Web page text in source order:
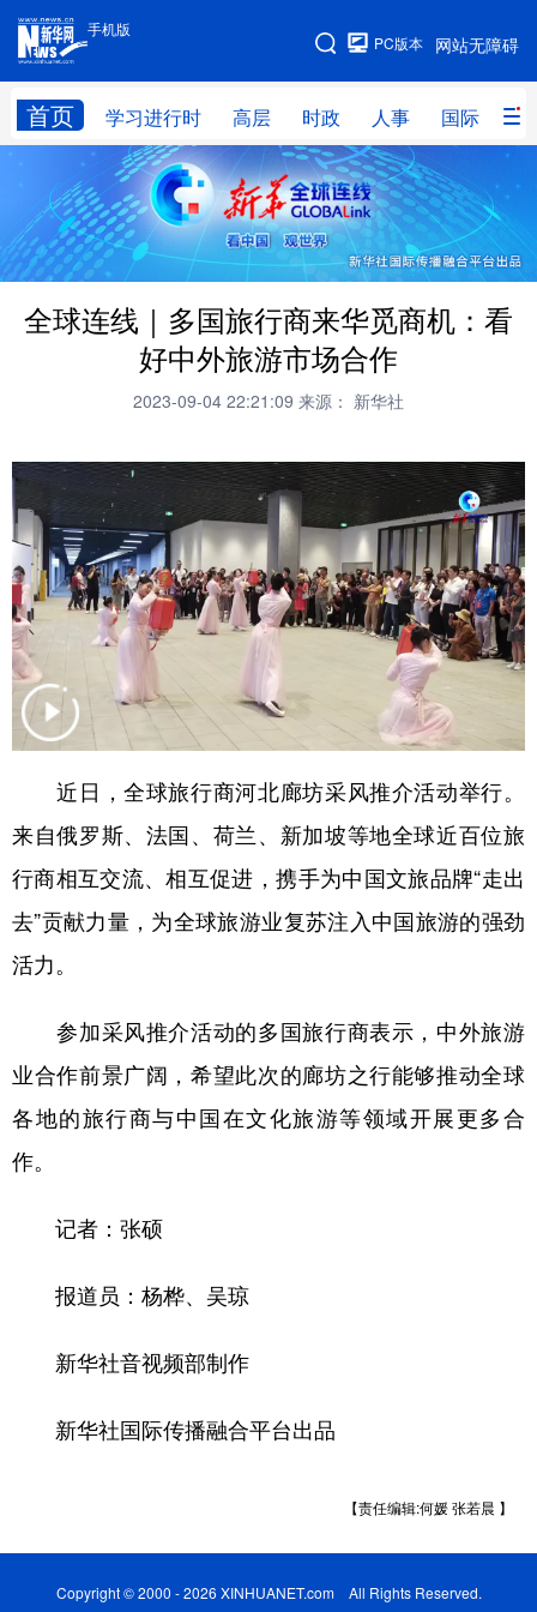
手机版
网站无障碍
PC版本
首页 学习进行时 高层 时政 人事 国际 财
手机版
网站地图
学习进行时 高层 时政 人事
国际 财经 网评 港澳
台湾 思客智库 全球连线 教育
科技 科创 量子 体育
健康
法律 中央文件 金融 汽车
食品 人居 信息化 数字经济
学术中国 乡村振兴 银龄 溯源中国
城市 旅游 能源 会展
彩票 悦读
公益 一带一路 亚太网 上市公司
文化产业
地方频道
北京 天津 河北 山西
浙江 安徽 福建 江西
山东 河南 湖北 湖南
广东 广西 海南 重庆
陕西
新疆 内蒙古
多语种频道
English Español Français
全球连线｜多国旅行商来华觅商机：看
好中外旅游市场合作
2023-09-04 22:21:09 来源： 新华社
近日，全球旅行商河北廊坊采风推介活动举行。
来自俄罗斯、法国、荷兰、新加坡等地全球近百位旅
行商相互交流、相互促进，携手为中国文旅品牌“走出
去”贡献力量，为全球旅游业复苏注入中国旅游的强劲
活力。
参加采风推介活动的多国旅行商表示，中外旅游
业合作前景广阔，希望此次的廊坊之行能够推动全球
各地的旅行商与中国在文化旅游等领域开展更多合
作。
记者：张硕
报道员：杨桦、吴琼
新华社音视频部制作
新华社国际传播融合平台出品
【责任编辑:何媛 张若晨 】
Copyright © 2000 - 2026 XINHUANET.com All Rights Reserved.